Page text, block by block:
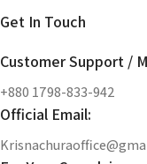
Get In Touch
Customer Support /
+880 1798-833-942
Official Email: